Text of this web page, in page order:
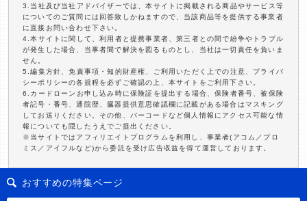
3.当社及び当社アドバイザーでは、本サイトに掲載される商品やサービス等
についてのご質問には回答致しかねますので、当該商品等を提供する事業者
に直接お問い合わせ下さい。
4.本サイトに関して、利用者と提携事業者、第三者との間で紛争やトラブル
が発生した場合、当事者間で解決を図るものとし、当社は一切責任を負いま
せん。
5.編集方針、免責事項・知的財産権、ご利用いただく上での注意、プライバ
シーポリシーの各規程を必ずご確認の上、本サイトをご利用下さい。
6.カードローンお申し込み時に保険証を提出する場合、保険者番号、被保険
者記号・番号、通院歴、臓器提供意思確認欄に記載がある場合はマスキング
してお送りください。その他、バーコードなど個人情報にアクセス可能な情
報についても隠したうえでご提出ください。
※当サイトではアフィリエイトプログラムを利用し、事業者(アコム／プロ
ミス／アイフルなど)から委託を受け広告収益を得て運営しております。
おすすめの特集ページ